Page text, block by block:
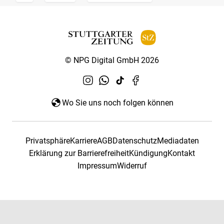
© NPG Digital GmbH 2026
Wo Sie uns noch folgen können
PrivatsphäreKarriereAGBDatenschutzMediadaten
Erklärung zur BarrierefreiheitKündigungKontakt
ImpressumWiderruf